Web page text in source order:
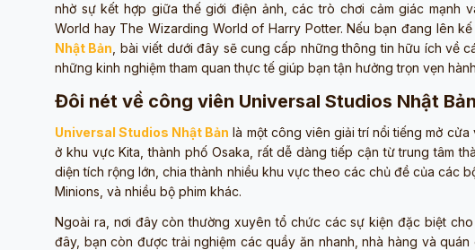
nhờ sự kết hợp giữa thế giới điện ảnh, các trò chơi cảm giác mạnh
World hay The Wizarding World of Harry Potter. Nếu bạn đang lên
Nhật Bản , bài viết dưới đây sẽ cung cấp những thông tin hữu ích về
những kinh nghiệm tham quan thực tế giúp bạn tận hưởng trọn vẹn
Đôi nét về công viên Universal Studios Nhật Bản
Universal Studios Nhật Bản là một công viên giải trí nổi tiếng mở cửa
ở khu vực Kita, thành phố Osaka, rất dễ dàng tiếp cận từ trung tâm
diện tích rộng lớn, chia thành nhiều khu vực theo các chủ đề của các
Minions, và nhiều bộ phim khác.
Ngoài ra, nơi đây còn thường xuyên tổ chức các sự kiện đặc biệt
đây, bạn còn được trải nghiệm các quầy ăn nhanh, nhà hàng và